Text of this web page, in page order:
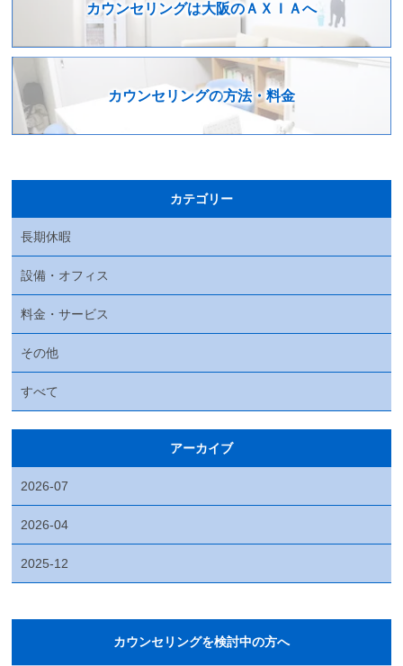
カウンセリングは大阪のＡＸＩＡへ
カウンセリングの方法・料金
カテゴリー
長期休暇
設備・オフィス
料金・サービス
その他
すべて
アーカイブ
2026-07
2026-04
2025-12
カウンセリングを検討中の方へ